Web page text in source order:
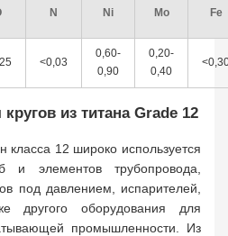
N Ni Mo Fe
<0,03
0,60-
0,90
0,20-
0,40
из титана Grade 12
класса 12 широко используется
и элементов трубопровода,
под давлением, испарителей,
другого оборудования для
промышленности. Из